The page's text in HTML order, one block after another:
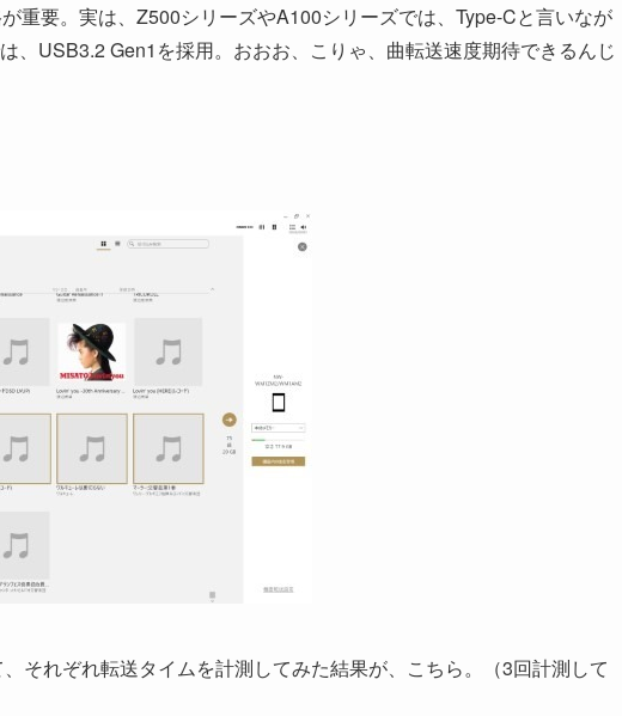
重要。実は、Z500シリーズやA100シリーズでは、Type-Cと言いなが
、USB3.2 Gen1を採用。おおお、こりゃ、曲転送速度期待できるんじ
それぞれ転送タイムを計測してみた結果が、こちら。（3回計測して